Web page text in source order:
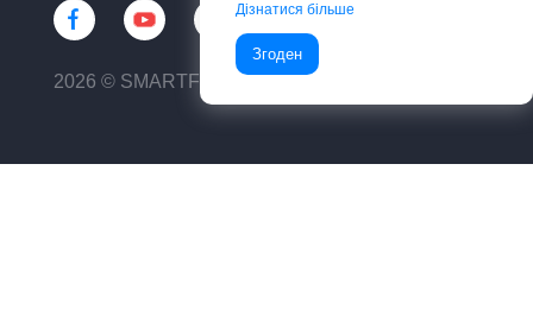
2026 © SMARTFIN UA
Дізнатися більше
Згоден